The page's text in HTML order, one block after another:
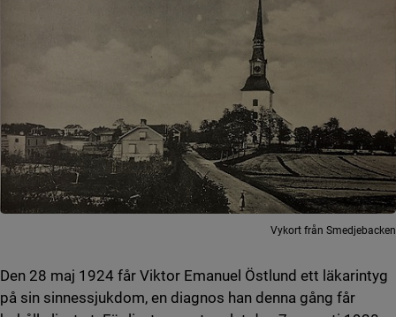
Vykort från Smedjebacken
Den 28 maj 1924 får Viktor Emanuel Östlund ett läkarintyg
på sin sinnessjukdom, en diagnos han denna gång får